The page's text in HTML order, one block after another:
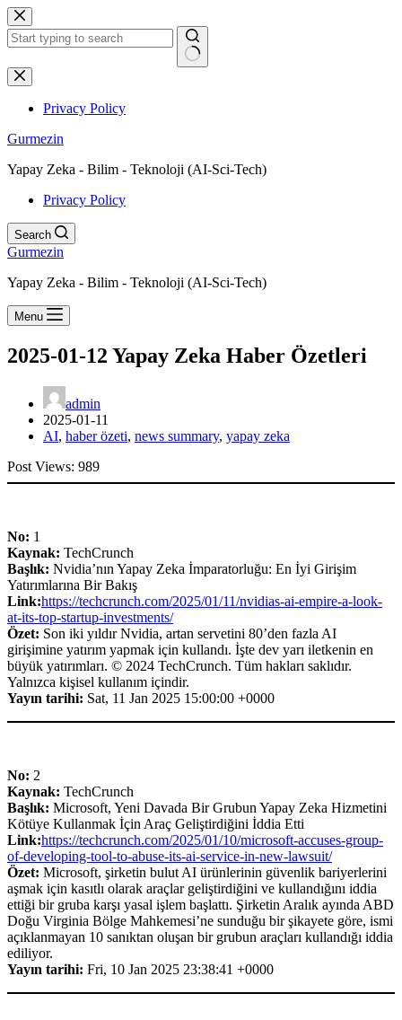
Skip
to
content
No
results
Privacy Policy
Gurmezin
Yapay Zeka - Bilim - Teknoloji (AI-Sci-Tech)
Privacy Policy
Search
Gurmezin
Yapay Zeka - Bilim - Teknoloji (AI-Sci-Tech)
Menu
2025-01-12 Yapay Zeka Haber Özetleri
admin
2025-01-11
AI, haber özeti, news summary, yapay zeka
Post Views: 989
No: 1
Kaynak: TechCrunch
Başlık: Nvidia’nın Yapay Zeka İmparatorluğu: En İyi Girişim
Yatırımlarına Bir Bakış
Link:https://techcrunch.com/2025/01/11/nvidias-ai-empire-a-look-
at-its-top-startup-investments/
Özet: Son iki yıldır Nvidia, artan servetini 80’den fazla AI
girişimine yatırım yapmak için kullandı. İşte dev yarı iletkenin en
büyük yatırımları. © 2024 TechCrunch. Tüm hakları saklıdır.
Yalnızca kişisel kullanım içindir.
Yayın tarihi: Sat, 11 Jan 2025 15:00:00 +0000
No: 2
Kaynak: TechCrunch
Başlık: Microsoft, Yeni Davada Bir Grubun Yapay Zeka Hizmetini
Kötüye Kullanmak İçin Araç Geliştirdiğini İddia Etti
Link:https://techcrunch.com/2025/01/10/microsoft-accuses-group-
of-developing-tool-to-abuse-its-ai-service-in-new-lawsuit/
Özet: Microsoft, şirketin bulut AI ürünlerinin güvenlik bariyerlerini
aşmak için kasıtlı olarak araçlar geliştirdiğini ve kullandığını iddia
ettiği bir gruba karşı yasal işlem başlattı. Şirketin Aralık ayında ABD
Doğu Virginia Bölge Mahkemesi’ne sunduğu bir şikayete göre, ismi
açıklanmayan 10 sanıktan oluşan bir grubun araçları kullandığı iddia
ediliyor.
Yayın tarihi: Fri, 10 Jan 2025 23:38:41 +0000